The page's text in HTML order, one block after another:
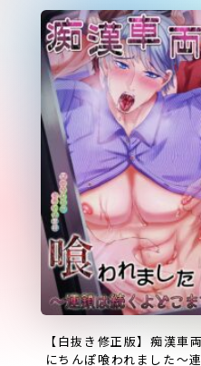
【白抜き修正版】痴漢車
にちんぽ喰われました～